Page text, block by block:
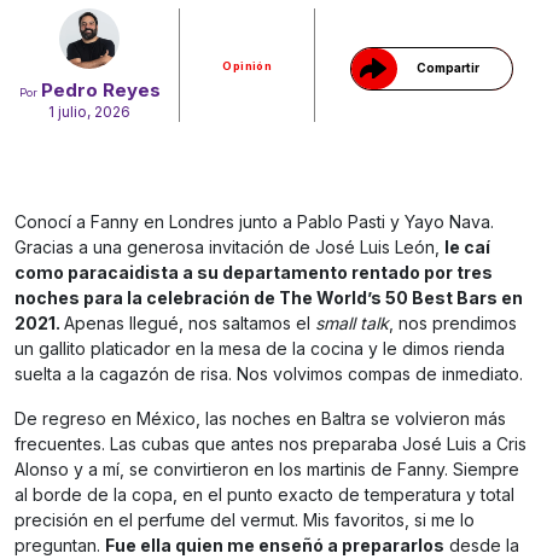
Por Pedro Reyes
1 julio, 2026
Opinión Compartir
Conocí a Fanny en Londres junto a Pablo Pasti y Yayo Nava.
Gracias a una generosa invitación de José Luis León, le caí
como paracaidista a su departamento rentado por tres
noches para la celebración de The World’s 50 Best Bars en
2021. Apenas llegué, nos saltamos el small talk, nos prendimos
un gallito platicador en la mesa de la cocina y le dimos rienda
suelta a la cagazón de risa. Nos volvimos compas de inmediato.
De regreso en México, las noches en Baltra se volvieron más
frecuentes. Las cubas que antes nos preparaba José Luis a Cris
Alonso y a mí, se convirtieron en los martinis de Fanny. Siempre
al borde de la copa, en el punto exacto de temperatura y total
precisión en el perfume del vermut. Mis favoritos, si me lo
preguntan. Fue ella quien me enseñó a prepararlos desde la